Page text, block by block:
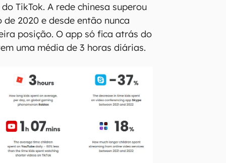
TikTok. A rede chinesa superou
de 2020 e desde então nunca
posição. O app só fica atrás do
uma média de 3 horas diárias.